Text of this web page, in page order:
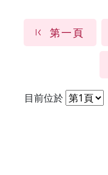
第一頁
目前位於